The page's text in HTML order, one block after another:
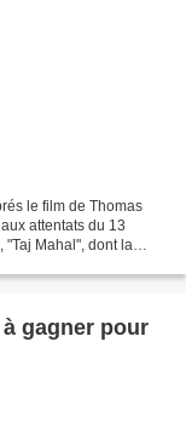
le film de Thomas
attentats du 13
"Taj Mahal", dont la
gagner pour